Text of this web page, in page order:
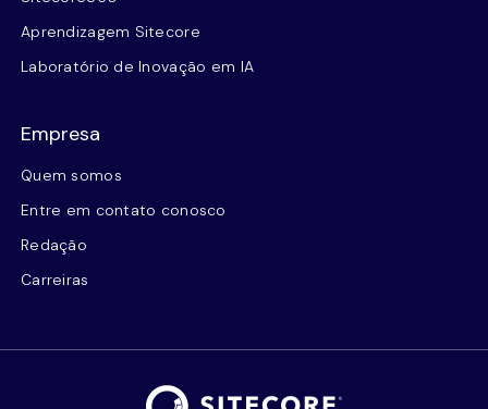
Aprendizagem Sitecore
Laboratório de Inovação em IA
Empresa
Quem somos
Entre em contato conosco
Redação
Carreiras